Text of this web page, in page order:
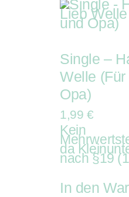
Single –
Welle
Opa)
1,99 €
Kein
da
nach §19
In den